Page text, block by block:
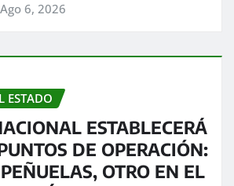
Ago 6, 2026
ESTADO
ESTABLECERÁ
DE OPERACIÓN:
OTRO EN EL